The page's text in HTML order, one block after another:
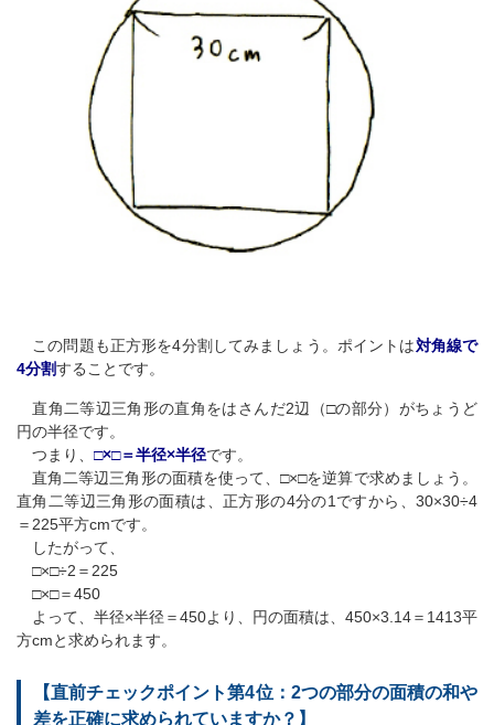
この問題も正方形を4分割してみましょう。ポイントは対角線で
4分割することです。
直角二等辺三角形の直角をはさんだ2辺（□の部分）がちょうど
円の半径です。
つまり、 □×□＝半径×半径です。
直角二等辺三角形の面積を使って、□×□を逆算で求めましょう。
直角二等辺三角形の面積は、正方形の4分の1ですから、30×30÷4
＝225平方cmです。
したがって、
□×□÷2＝225
□×□＝450
よって、半径×半径＝450より、円の面積は、450×3.14＝1413平
方cmと求められます。
【直前チェックポイント第4位：2つの部分の面積の和や
差を正確に求められていますか？】